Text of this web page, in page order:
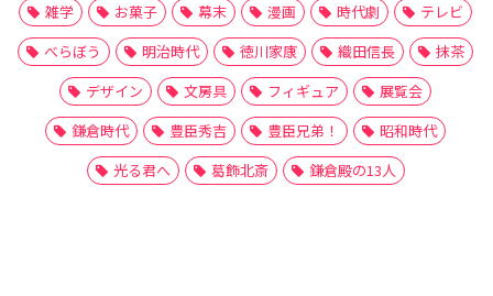
雑学
お菓子 幕末 漫画 時代劇
テレビ
べらぼう
明治時代 徳川家康 織田信長
抹茶
デザイン
文房具 フィギュア
展覧会
鎌倉時代
豊臣秀吉 豊臣兄弟！
昭和時代
光る君へ
葛飾北斎 鎌倉殿の13人